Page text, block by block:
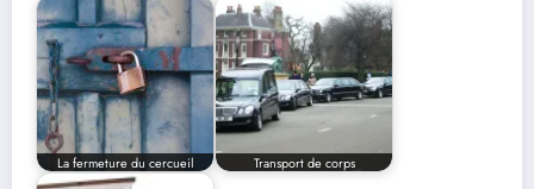
La fermeture du cercueil Transport de corps